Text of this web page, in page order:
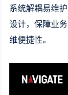
系统解耦易维
设计，保障业
维便捷性。